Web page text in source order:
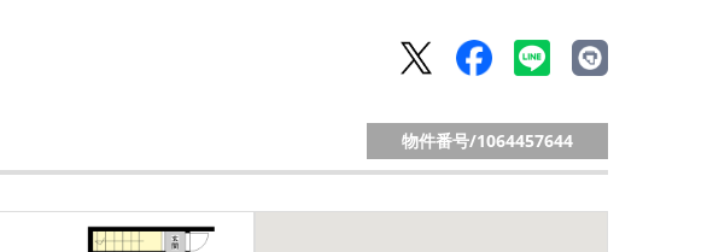
物件番号/1064457644